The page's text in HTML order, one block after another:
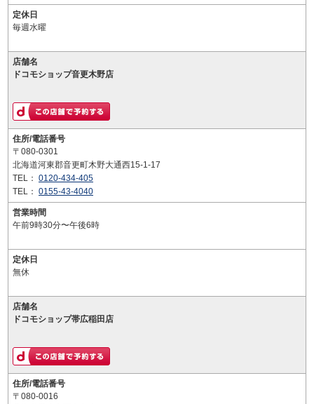
定休日
毎週水曜
店舗名
ドコモショップ音更木野店
住所/電話番号
〒080-0301
北海道河東郡音更町木野大通西15-1-17
TEL： 0120-434-405
TEL： 0155-43-4040
営業時間
午前9時30分〜午後6時
定休日
無休
店舗名
ドコモショップ帯広稲田店
住所/電話番号
〒080-0016